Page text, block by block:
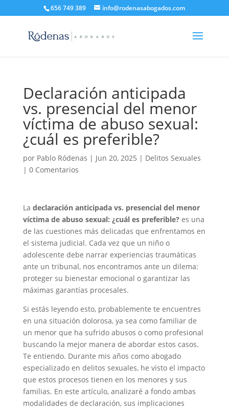
656 749 389 info@rodenasabogados.com
Declaración anticipada
vs. presencial del menor
víctima de abuso sexual:
¿cuál es preferible?
por Pablo Ródenas | Jun 20, 2025 | Delitos Sexuales
| 0 Comentarios
La declaración anticipada vs. presencial del menor
víctima de abuso sexual: ¿cuál es preferible?es una
de las cuestiones más delicadas que enfrentamos en
el sistema judicial. Cada vez que un niño o
adolescente debe narrar experiencias traumáticas
ante un tribunal, nos encontramos ante un dilema:
proteger su bienestar emocional o garantizar las
máximas garantías procesales.
Si estás leyendo esto, probablemente te encuentres
en una situación dolorosa, ya sea como familiar de
un menor que ha sufrido abusos o como profesional
buscando la mejor manera de abordar estos casos.
Te entiendo. Durante mis años como abogado
especializado en delitos sexuales, he visto el impacto
que estos procesos tienen en los menores y sus
familias. En este artículo, analizaré a fondo ambas
modalidades de declaración, sus implicaciones